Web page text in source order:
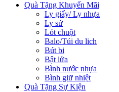
Quà Tặng Khuyến Mãi
Ly giấy/ Ly nhựa
Ly sứ
Lót chuột
Balo/Túi du lich
Bút bi
Bật lửa
Bình nước nhựa
Bình giữ nhiệt
Quà Tặng Sự Kiện